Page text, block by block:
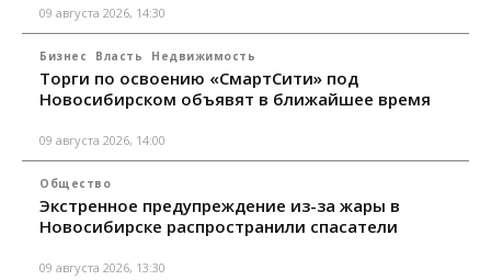
09 августа 2026, 14:30
Бизнес Власть Недвижимость
Торги по освоению «СмартСити» под
Новосибирском объявят в ближайшее время
09 августа 2026, 14:00
Общество
Экстренное предупреждение из-за жары в
Новосибирске распространили спасатели
09 августа 2026, 13:30